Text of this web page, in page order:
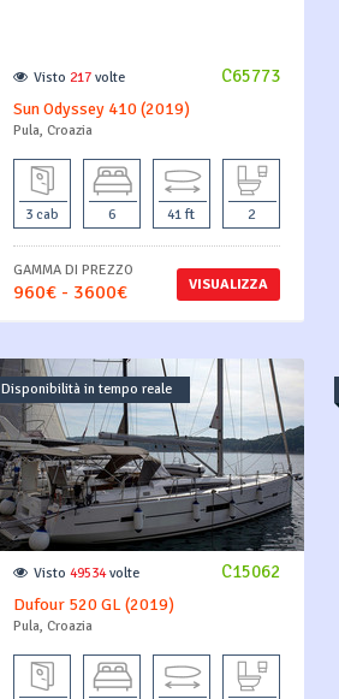
C65773
Visto 217volte
Sun Odyssey 410 (2019)
Pula, Croazia
3 cab 6 41 ft 2
VISUALIZZA
GAMMA DI PREZZO
960€ - 3600€
Disponibilità in tempo reale
C15062
Visto 49534volte
Dufour 520 GL (2019)
Pula, Croazia